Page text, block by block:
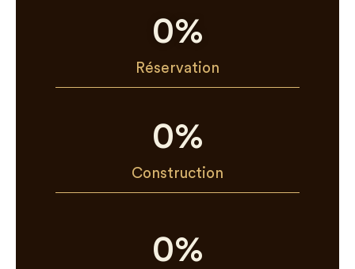
Réservation
0%
Construction
0%
0%